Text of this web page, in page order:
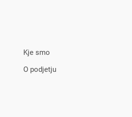
Kje smo
O podjetju